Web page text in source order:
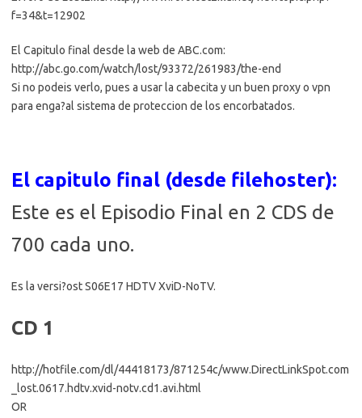
f=34&t=12902
El Capitulo final desde la web de ABC.com:
http://abc.go.com/watch/lost/93372/261983/the-end
Si no podeis verlo, pues a usar la cabecita y un buen proxy o vpn
para enga?al sistema de proteccion de los encorbatados.
El capitulo final (desde filehoster):
Este es el Episodio Final en 2 CDS de
700 cada uno.
Es la versi?ost S06E17 HDTV XviD-NoTV.
CD 1
http://hotfile.com/dl/44418173/871254c/www.DirectLinkSpot.com
_lost.0617.hdtv.xvid-notv.cd1.avi.html
OR